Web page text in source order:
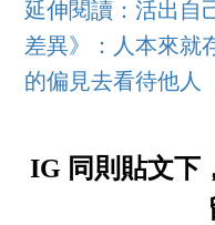
延伸閱讀：活出自
差異》：人本來就
的偏見去看待他人
IG 同則貼文下